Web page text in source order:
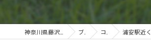
ブログ コラム 浦安駅近くのウテミルで